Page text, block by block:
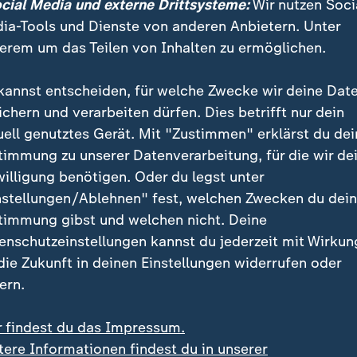
"Wetten, dass..?" kehrt mit den Kaulitz-
Auftritt bei Thomas Gottschalk sind die Tokio-Hotel-Stars
für "Beste Unterhaltung Reality"
Brüder sind Mitgründer der Band Tokio Hotel.
Media und externe Drittsysteme:Wir nutzen
Tools und Dienste von anderen Anbietern. Unter
um das Teilen von Inhalten zu ermöglichen.
entscheiden, für welche Zwecke wir deine
und verarbeiten dürfen. Dies betrifft nur dein
genutztes Gerät. Mit "Zustimmen" erklärst du
zu unserer Datenverarbeitung, für die wir
benötigen. Oder du legst unter
Ablehnen" fest, welchen Zwecken du
gibst und welchen nicht. Deine
kannst du jederzeit mit
Zukunft in deinen Einstellungen widerrufen oder
findest du das Impressum.
Informationen findest du in unserer